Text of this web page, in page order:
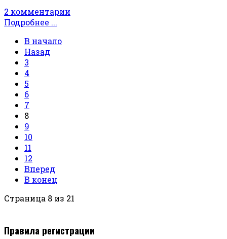
2 комментарии
Подробнее ...
В начало
Назад
3
4
5
6
7
8
9
10
11
12
Вперед
В конец
Страница 8 из 21
Правила регистрации